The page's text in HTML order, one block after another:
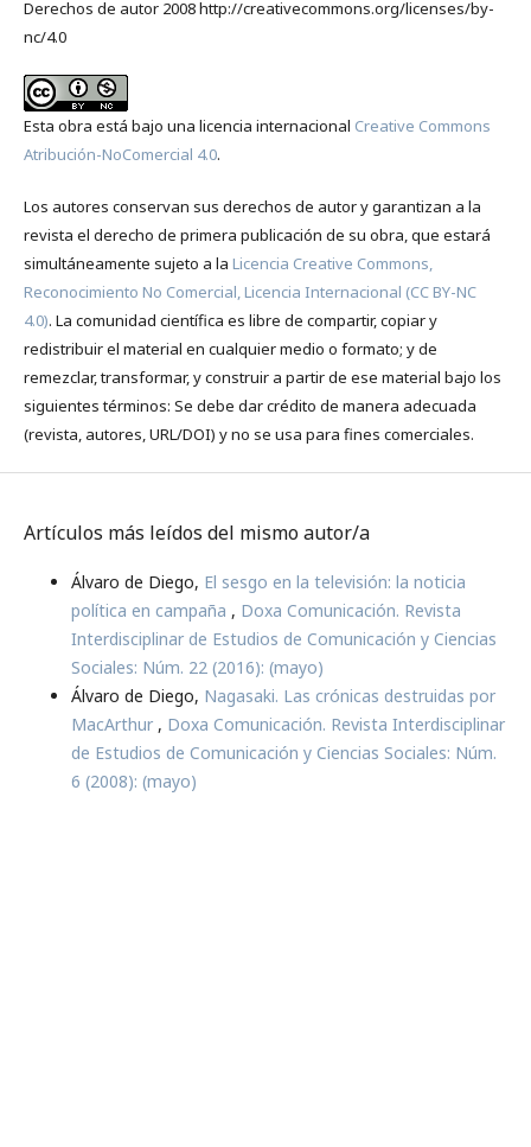
Derechos de autor 2008 http://creativecommons.org/licenses/by-
nc/4.0
Esta obra está bajo una licencia internacional Creative Commons
Atribución-NoComercial 4.0.
Los autores conservan sus derechos de autor y garantizan a la
revista el derecho de primera publicación de su obra, que estará
simultáneamente sujeto a la Licencia Creative Commons,
Reconocimiento No Comercial, Licencia Internacional (CC BY-NC
4.0). La comunidad científica es libre de compartir, copiar y
redistribuir el material en cualquier medio o formato; y de
remezclar, transformar, y construir a partir de ese material bajo los
siguientes términos: Se debe dar crédito de manera adecuada
(revista, autores, URL/DOI) y no se usa para fines comerciales.
Artículos más leídos del mismo autor/a
Álvaro de Diego, El sesgo en la televisión: la noticia
política en campaña , Doxa Comunicación. Revista
Interdisciplinar de Estudios de Comunicación y Ciencias
Sociales: Núm. 22 (2016): (mayo)
Álvaro de Diego, Nagasaki. Las crónicas destruidas por
MacArthur , Doxa Comunicación. Revista Interdisciplinar
de Estudios de Comunicación y Ciencias Sociales: Núm.
6 (2008): (mayo)